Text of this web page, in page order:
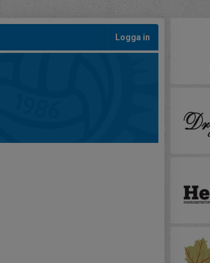
Logga in